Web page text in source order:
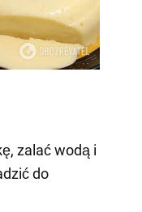
zalać wodą i
do